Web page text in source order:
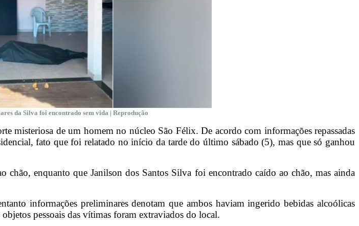
da Silva foi encontrado sem vida | Reprodução
misteriosa de um homem no núcleo São Félix. De acordo com informações repassadas
fato que foi relatado no início da tarde do último sábado (5), mas que só ganhou
enquanto que Janilson dos Santos Silva foi encontrado caído ao chão, mas ainda
informações preliminares denotam que ambos haviam ingerido bebidas alcoólicas
pessoais das vítimas foram extraviados do local.